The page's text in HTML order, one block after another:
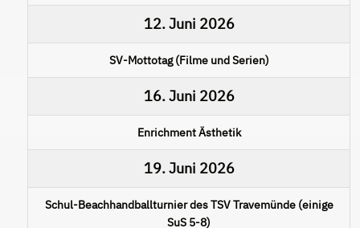
12. Juni 2026
SV-Mottotag (Filme und Serien)
16. Juni 2026
Enrichment Ästhetik
19. Juni 2026
Schul-Beachhandballturnier des TSV Travemünde (einige
SuS 5-8)